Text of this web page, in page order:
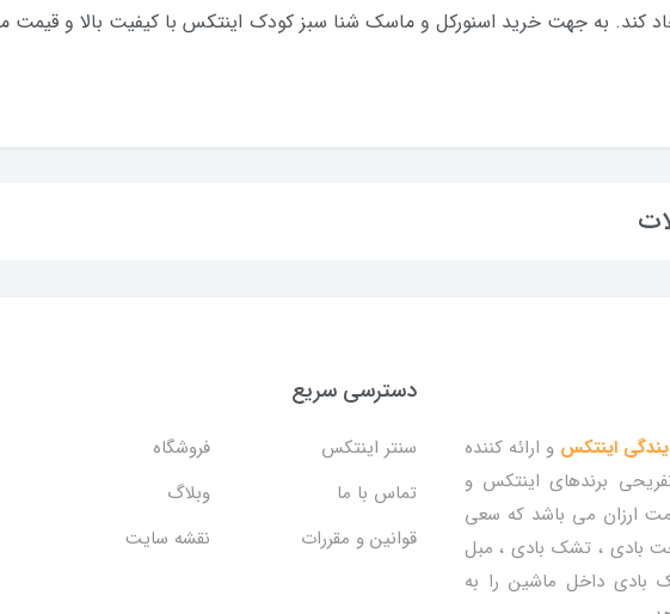
کند. به جهت خرید اسنورکل و ماسک شنا سبز کودک اینتکس با کیفیت بالا و قیمت
اینتکس و ارائه کننده
برندهای اینتکس و
ارزان می باشد که سعی
بادی ، تشک بادی ، مبل
بادی داخل ماشین را به
دسترسی سریع
سنتر اینتکس
فروشگاه
تماس با ما
وبلاگ
قوانین و مقررات
نقشه سایت